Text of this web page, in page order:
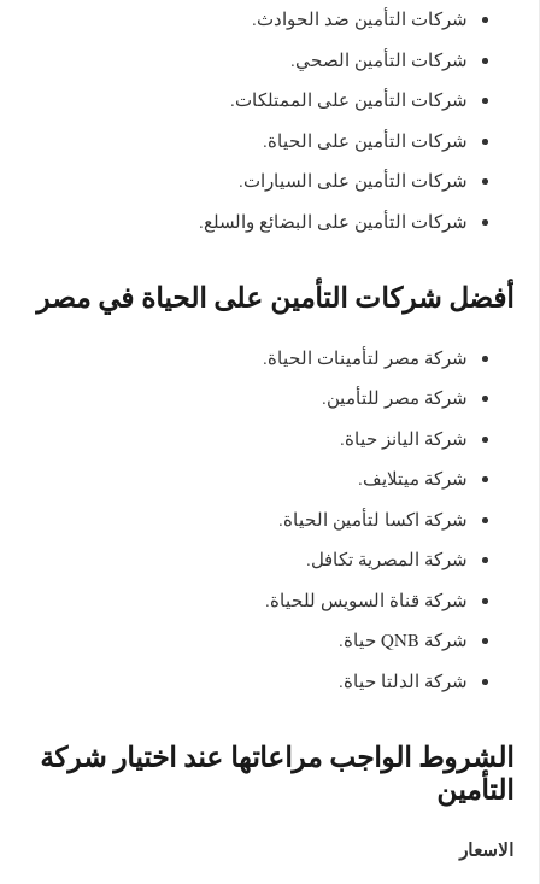
شركات التأمين ضد الحوادث.
شركات التأمين الصحي.
شركات التأمين على الممتلكات.
شركات التأمين على الحياة.
شركات التأمين على السيارات.
شركات التأمين على البضائع والسلع.
أفضل شركات التأمين على الحياة في مصر
شركة مصر لتأمينات الحياة.
شركة مصر للتأمين.
شركة اليانز حياة.
شركة ميتلايف.
شركة اكسا لتأمين الحياة.
شركة المصرية تكافل.
شركة قناة السويس للحياة.
شركة QNB حياة.
شركة الدلتا حياة.
الشروط الواجب مراعاتها عند اختيار شركة
التأمين
الاسعار